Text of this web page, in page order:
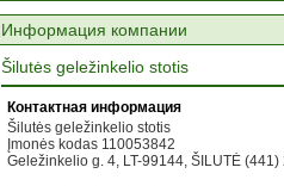
Информация компании
Šilutės geležinkelio stotis
Контактная информация
Šilutės geležinkelio stotis
Įmonės kodas 110053842
Geležinkelio g. 4, LT-99144, ŠILUTĖ (441)